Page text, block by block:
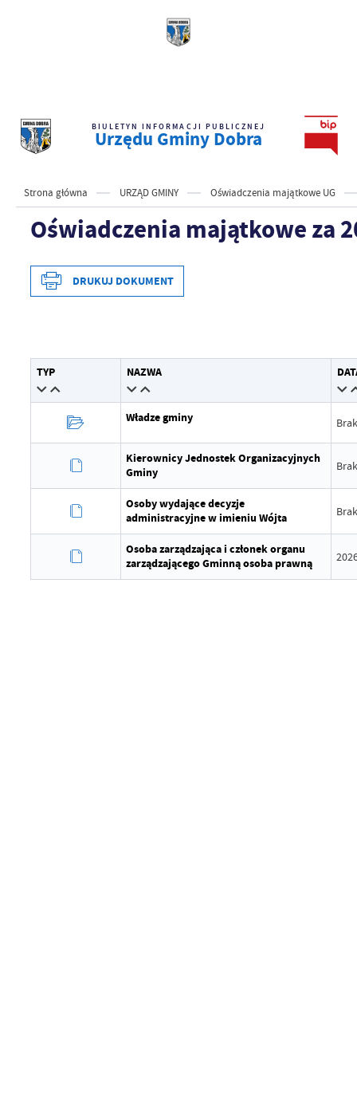
BIULETYN INFORMACJI PUBLICZNEJ
Urzędu Gminy Dobra
Strona główna URZĄD GMINY Oświadczenia majątkowe UG
Oświadczenia majątkowe za
Wytworzył
Data opublikowania
Opublikował
Data ostatniej aktualizacji
DRUKUJ DOKUMENT
TYP NAZWA
Władze gminy
Kierownicy Jednostek Organizacyjnych
Gminy
Osoby wydające decyzje
administracyjne w imieniu Wójta
Osoba zarządzająca i członek organu
zarządzającego Gminną osoba prawną